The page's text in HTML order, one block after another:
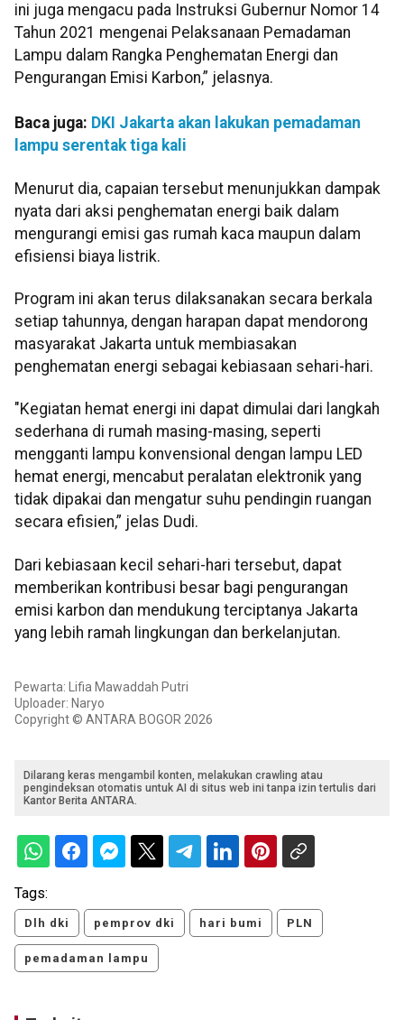
ini juga mengacu pada Instruksi Gubernur Nomor 14
Tahun 2021 mengenai Pelaksanaan Pemadaman
Lampu dalam Rangka Penghematan Energi dan
Pengurangan Emisi Karbon,” jelasnya.
Baca juga: DKI Jakarta akan lakukan pemadaman
lampu serentak tiga kali
Menurut dia, capaian tersebut menunjukkan dampak
nyata dari aksi penghematan energi baik dalam
mengurangi emisi gas rumah kaca maupun dalam
efisiensi biaya listrik.
Program ini akan terus dilaksanakan secara berkala
setiap tahunnya, dengan harapan dapat mendorong
masyarakat Jakarta untuk membiasakan
penghematan energi sebagai kebiasaan sehari-hari.
"Kegiatan hemat energi ini dapat dimulai dari langkah
sederhana di rumah masing-masing, seperti
mengganti lampu konvensional dengan lampu LED
hemat energi, mencabut peralatan elektronik yang
tidak dipakai dan mengatur suhu pendingin ruangan
secara efisien,” jelas Dudi.
Dari kebiasaan kecil sehari-hari tersebut, dapat
memberikan kontribusi besar bagi pengurangan
emisi karbon dan mendukung terciptanya Jakarta
yang lebih ramah lingkungan dan berkelanjutan.
Pewarta: Lifia Mawaddah Putri
Uploader: Naryo
Copyright © ANTARA BOGOR 2026
Dilarang keras mengambil konten, melakukan crawling atau
pengindeksan otomatis untuk AI di situs web ini tanpa izin tertulis dari
Kantor Berita ANTARA.
Tags:
Dlh dki pemprov dki hari bumi PLN
pemadaman lampu